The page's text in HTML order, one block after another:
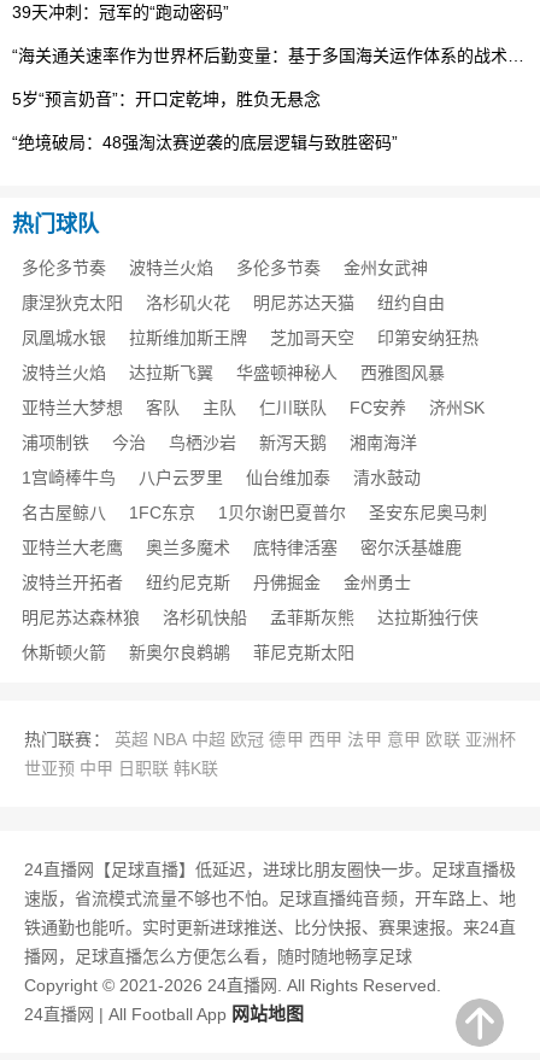
39天冲刺：冠军的“跑动密码”
5岁“预言奶音”：开口定乾坤，胜负无悬念
“绝境破局：48强淘汰赛逆袭的底层逻辑与致胜密码”
热门球队
多伦多节奏 波特兰火焰 多伦多节奏
金州女武神
康涅狄克太阳
洛杉矶火花 明尼苏达天猫
纽约自由
凤凰城水银
拉斯维加斯王牌 芝加哥天空
印第安纳狂热
波特兰火焰
达拉斯飞翼 华盛顿神秘人
西雅图风暴
亚特兰大梦想
客队 主队 仁川联队 FC安养
济州SK
浦项制铁
今治 鸟栖沙岩 新泻天鹅
湘南海洋
1宫崎棒牛鸟
八户云罗里 仙台维加泰
清水鼓动
名古屋鲸八
1FC东京 1贝尔谢巴夏普尔
圣安东尼奥马刺
亚特兰大老鹰
奥兰多魔术 底特律活塞
密尔沃基雄鹿
波特兰开拓者
纽约尼克斯 丹佛掘金
金州勇士
明尼苏达森林狼
洛杉矶快船 孟菲斯灰熊
达拉斯独行侠
休斯顿火箭
新奥尔良鹈鹕 菲尼克斯太阳
热门联赛： 英超 NBA 中超 欧冠 德甲 西甲 法甲 意甲 欧联 亚洲杯
世亚预 中甲 日职联 韩K联
24直播网【足球直播】低延迟，进球比朋友圈快一步。足球直播极
速版，省流模式流量不够也不怕。足球直播纯音频，开车路上、地
铁通勤也能听。实时更新进球推送、比分快报、赛果速报。来24直
播网，足球直播怎么方便怎么看，随时随地畅享足球
Copyright © 2021-2026 24直播网. All Rights Reserved.
24直播网 | All Football App 网站地图